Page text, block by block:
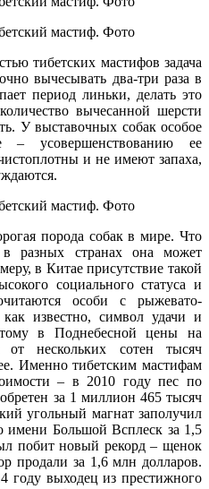
тибетских мастифов задача
вычесывать два-три раза в
период линьки, делать это
вычесанной шерсти
У выставочных собак особое
– усовершенствованию ее
и не имеют запаха,
порода собак в мире. Что
разных странах она может
в Китае присутствие такой
социального статуса и
особи с рыжевато-
известно, символ удачи и
в Поднебесной цены на
от нескольких сотен тысяч
Именно тибетским мастифам
– в 2010 году пес по
за 1 миллион 465 тысяч
угольный магнат заполучил
имени Большой Всплеск за 1,5
побит новый рекорд – щенок
продали за 1,6 млн долларов.
году выходец из престижного